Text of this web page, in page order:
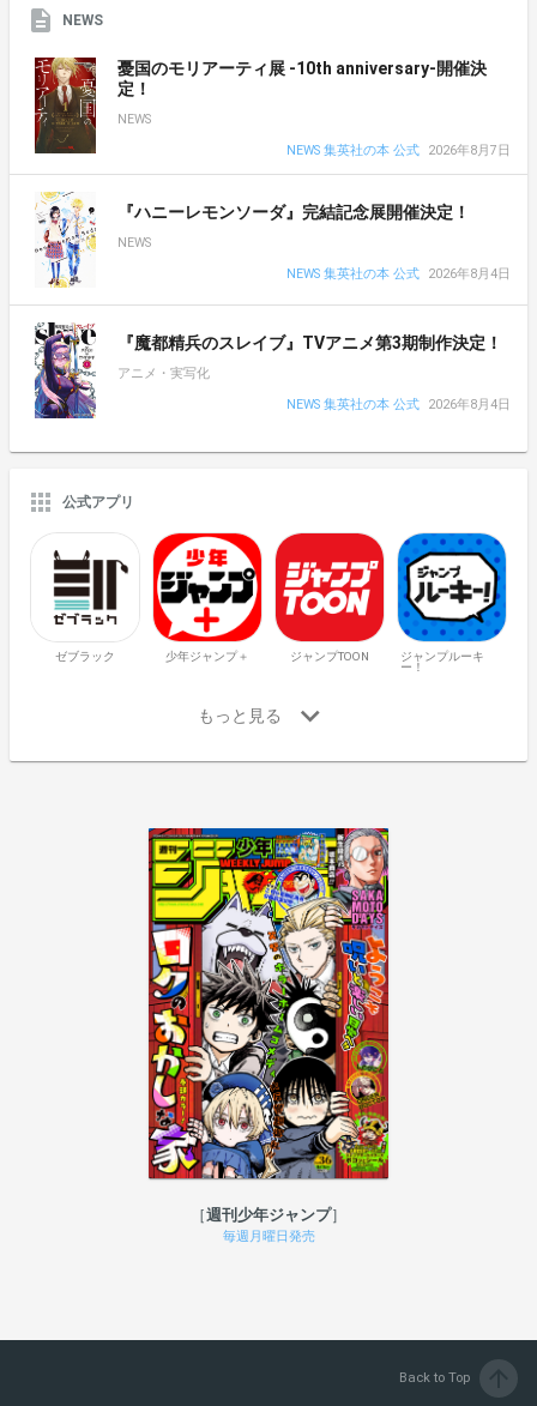
NEWS
憂国のモリアーティ展 -10th anniversary-開催決
定！
NEWS
NEWS 集英社の本 公式
2026年8月7日
『ハニーレモンソーダ』完結記念展開催決定！
NEWS
NEWS 集英社の本 公式
2026年8月4日
『魔都精兵のスレイブ』TVアニメ第3期制作決定！
アニメ・実写化
NEWS 集英社の本 公式
2026年8月4日
公式アプリ
ゼブラック 少年ジャンプ＋ ジャンプTOON
ジャンプルーキ
ー！
週刊少年ジャンプ
毎週月曜日発売
Back to Top